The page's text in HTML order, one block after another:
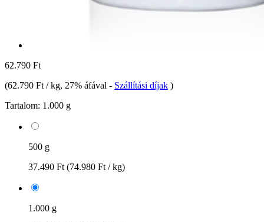
62.790 Ft
(62.790 Ft / kg, 27% áfával - Szállítási díjak )
Tartalom: 1.000 g
500 g
37.490 Ft (74.980 Ft / kg)
1.000 g